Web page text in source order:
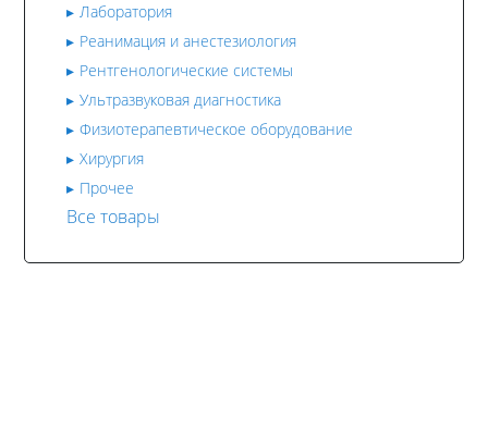
Лаборатория
Реанимация и анестезиология
Рентгенологические системы
Ультразвуковая диагностика
Физиотерапевтическое оборудование
Хирургия
Прочее
Все товары